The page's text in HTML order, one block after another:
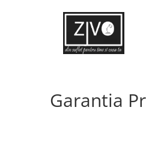
Corpuri de Iluminat Interior
Produse SMART
Corpuri de Iluminat Exterior
Corpuri de Iluminat Industrial
Garantia